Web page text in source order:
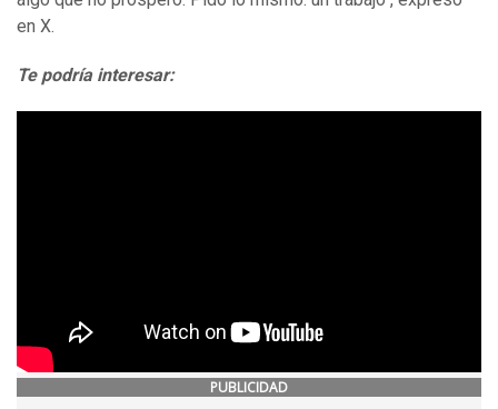
en X.
Te podría interesar:
PUBLICIDAD